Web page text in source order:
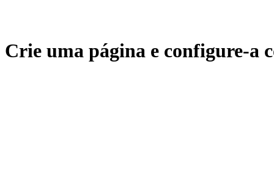
Crie uma página e configure-a